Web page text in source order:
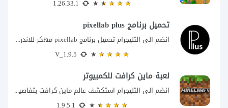
تحميل برنامج pixellab plus
انضم الى التليجرام تحميل برنامج pixellab مهكر للاندرويد يعتبر تطبيق بيكسلاب من اشهر تطبيقات...
لعبة ماين كرافت للكمبيوتر
انضم الى التليجرام استكشف عالم ماين كرافت بتفاصيل مذهلة 🌟 هل أنت مستعد لمغامرة...